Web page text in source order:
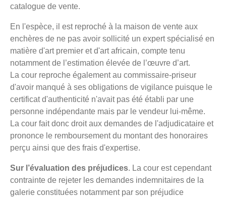
catalogue de vente.
En l'espèce, il est reproché à la maison de vente aux
enchères de ne pas avoir sollicité un expert spécialisé en
matière d'art premier et d'art africain, compte tenu
notamment de l’estimation élevée de l’œuvre d’art.
La cour reproche également au commissaire-priseur
d'avoir manqué à ses obligations de vigilance puisque le
certificat d'authenticité n'avait pas été établi par une
personne indépendante mais par le vendeur lui-même.
La cour fait donc droit aux demandes de l'adjudicataire et
prononce le remboursement du montant des honoraires
perçu ainsi que des frais d'expertise.
Sur l’évaluation des préjudices. La cour est cependant
contrainte de rejeter les demandes indemnitaires de la
galerie constituées notamment par son préjudice